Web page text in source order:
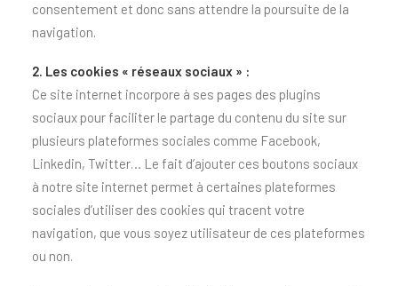
consentement et donc sans attendre la poursuite de la
navigation.
2. Les cookies « réseaux sociaux » :
Ce site internet incorpore à ses pages des plugins
sociaux pour faciliter le partage du contenu du site sur
plusieurs plateformes sociales comme Facebook,
Linkedin, Twitter… Le fait d’ajouter ces boutons sociaux
à notre site internet permet à certaines plateformes
sociales d’utiliser des cookies qui tracent votre
navigation, que vous soyez utilisateur de ces plateformes
ou non.